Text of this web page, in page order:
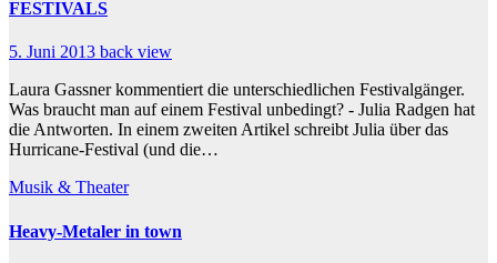
FESTIVALS
5. Juni 2013 back view
Laura Gassner kommentiert die unterschiedlichen Festivalgänger.
Was braucht man auf einem Festival unbedingt? - Julia Radgen hat
die Antworten. In einem zweiten Artikel schreibt Julia über das
Hurricane-Festival (und die…
Musik & Theater
Heavy-Metaler in town